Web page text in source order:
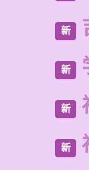
新
新
新
新